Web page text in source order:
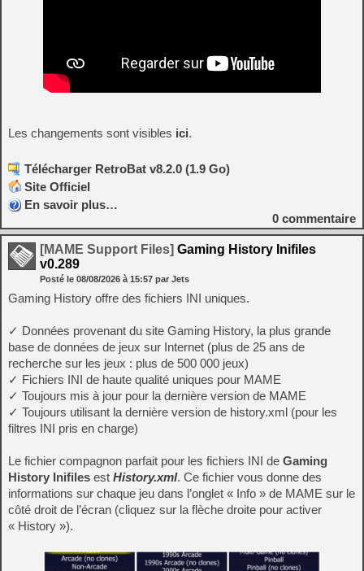
Les changements sont visibles ici.
Télécharger RetroBat v8.2.0 (1.9 Go)
Site Officiel
En savoir plus…
0 commentaire
[MAME Support Files] Gaming History Inifiles
v0.289
Posté le 08/08/2026 à 15:57 par Jets
Gaming History offre des fichiers INI uniques.
✓ Données provenant du site Gaming History, la plus grande
base de données de jeux sur Internet (plus de 25 ans de
recherche sur les jeux : plus de 500 000 jeux)
✓ Fichiers INI de haute qualité uniques pour MAME
✓ Toujours mis à jour pour la dernière version de MAME
✓ Toujours utilisant la dernière version de history.xml (pour les
filtres INI pris en charge)
Le fichier compagnon parfait pour les fichiers INI de Gaming
History Inifiles est History.xml. Ce fichier vous donne des
informations sur chaque jeu dans l’onglet « Info » de MAME sur le
côté droit de l’écran (cliquez sur la flèche droite pour activer
« History »).